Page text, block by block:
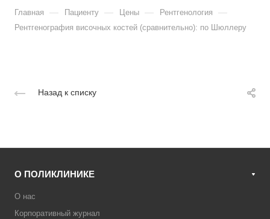
Главная — Пациенту — Цены — Рентгенология —
Рентгенография височных костей (сравнительно): по Шюллеру
Назад к списку
О ПОЛИКЛИНИКЕ
О нас
Корпоративный журнал